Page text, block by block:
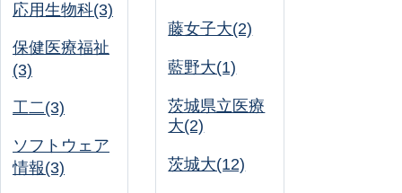
応用生物科(3)
保健医療福祉
(3)
工二(3)
ソフトウェア
情報(3)
藤女子大(2)
藍野大(1)
茨城県立医療
大(2)
茨城大(12)